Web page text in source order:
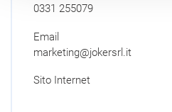
0331 255079
Email
marketing@jokersrl.it
Sito Internet